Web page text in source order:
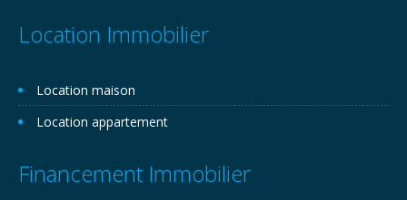
Location Immobilier
Location maison
Location appartement
Financement Immobilier